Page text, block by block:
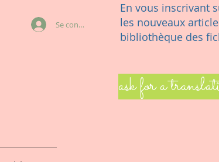
Se connecter
En vous inscrivant
les nouveaux
bibliothèque des
ask for a